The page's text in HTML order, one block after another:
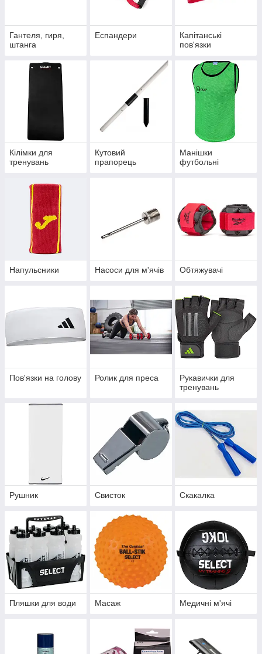
Гантеля, гиря,
штанга
Еспандери
Капітанські
пов'язки
Кілімки для
тренувань
Кутовий
прапорець
Манішки
футбольні
Напульсники Насоси для м'ячів Обтяжувачі
Пов'язки на голову Ролик для преса
Рукавички для
тренувань
Рушник Свисток Скакалка
Пляшки для води Масаж Медичні м'ячі